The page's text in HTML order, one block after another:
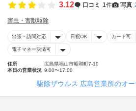
3.12 口コミ 1件 写真
害虫・害獣駆除
出張・訪問対応 日祝OK カード可
電子マネー決済可
住所
広島県福山市昭和町7-10
本日の営業状況 9:00〜17:00
駆除ザウルス 広島営業所のオ